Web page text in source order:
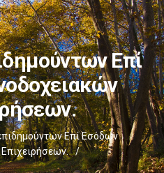
Επί
Επί Εσόδων
/